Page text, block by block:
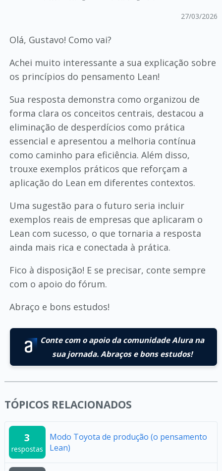
27/03/2026
Olá, Gustavo! Como vai?
Achei muito interessante a sua explicação sobre
os princípios do pensamento Lean!
Sua resposta demonstra como organizou de
forma clara os conceitos centrais, destacou a
eliminação de desperdícios como prática
essencial e apresentou a melhoria contínua
como caminho para eficiência. Além disso,
trouxe exemplos práticos que reforçam a
aplicação do Lean em diferentes contextos.
Uma sugestão para o futuro seria incluir
exemplos reais de empresas que aplicaram o
Lean com sucesso, o que tornaria a resposta
ainda mais rica e conectada à prática.
Fico à disposição! E se precisar, conte sempre
com o apoio do fórum.
Abraço e bons estudos!
Conte com o apoio da comunidade Alura na
sua jornada. Abraços e bons estudos!
TÓPICOS RELACIONADOS
3
respostas
Modo Toyota de produção (o pensamento
Lean)